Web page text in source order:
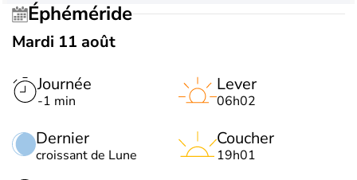
Éphéméride
Mardi 11 août
Journée
-1 min
Dernier
croissant de Lune
Lever
06h02
Coucher
19h01